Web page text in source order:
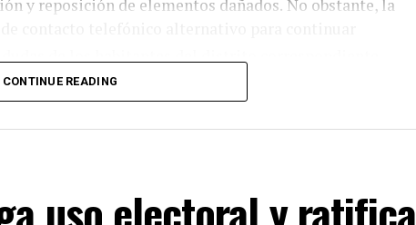
y reposición de elementos dañados. No obstante, la
los trabajos de mantenimiento derivados de los
junto a la también política Nayeli Salvatori, donde
y ofensivas hacia los adultos mayores,
CONTINUE READING
uso electoral y ratifica